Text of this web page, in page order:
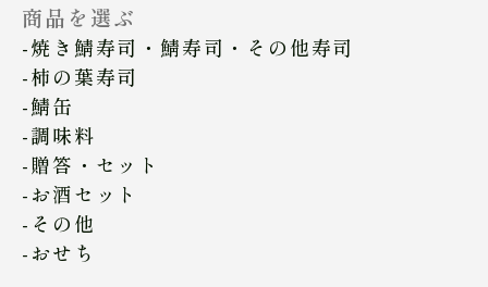
商品を選ぶ
焼き鯖寿司・鯖寿司・その他寿司
柿の葉寿司
鯖缶
調味料
贈答・セット
お酒セット
その他
おせち